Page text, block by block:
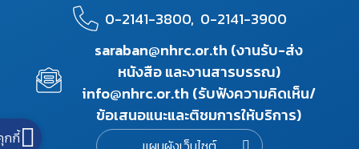
0-2141-3800, 0-2141-3900
saraban@nhrc.or.th (งานรับ-ส่ง
หนังสือ และงานสารบรรณ)
info@nhrc.or.th (รับฟังความคิดเห็น/
ข้อเสนอแนะและติชมการให้บริการ)
กกี้